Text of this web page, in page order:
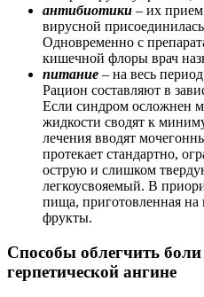
антибиотики – их прием
вирусной
Одновременно с
кишечной флоры врач
питание – на весь
Рацион составляют в
Если синдром осложнен
жидкости сводят к
лечения вводят
протекает стандартно,
острую и слишком
легкоусвояемый. В
пища, приготовленная
фрукты.
Способы облегчить
герпетической ангине